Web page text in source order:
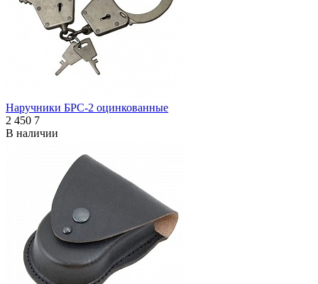
Наручники БРС-2 оцинкованные
2 450 7
В наличии